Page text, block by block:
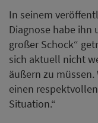
In seinem
Diagnose habe ihn
großer Schock“
sich aktuell nicht
äußern zu
einen
Situation.“